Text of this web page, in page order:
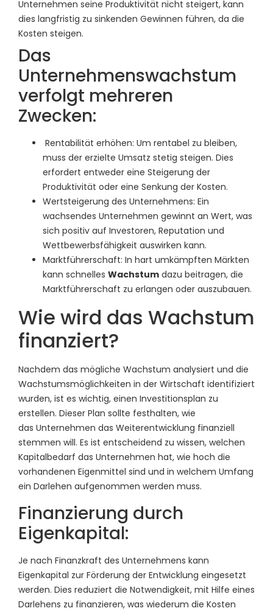
Unternehmen seine Produktivität nicht steigert, kann
dies langfristig zu sinkenden Gewinnen führen, da die
Kosten steigen.
Das
Unternehmenswachstum
verfolgt mehreren
Zwecken:
Rentabilität erhöhen: Um rentabel zu bleiben,
muss der erzielte Umsatz stetig steigen. Dies
erfordert entweder eine Steigerung der
Produktivität oder eine Senkung der Kosten.
Wertsteigerung des Unternehmens: Ein
wachsendes Unternehmen gewinnt an Wert, was
sich positiv auf Investoren, Reputation und
Wettbewerbsfähigkeit auswirken kann.
Marktführerschaft: In hart umkämpften Märkten
kann schnelles Wachstum dazu beitragen, die
Marktführerschaft zu erlangen oder auszubauen.
Wie wird das Wachstum
finanziert?
Nachdem das mögliche Wachstum analysiert und die
Wachstumsmöglichkeiten in der Wirtschaft identifiziert
wurden, ist es wichtig, einen Investitionsplan zu
erstellen. Dieser Plan sollte festhalten, wie
das Unternehmen das Weiterentwicklung finanziell
stemmen will. Es ist entscheidend zu wissen, welchen
Kapitalbedarf das Unternehmen hat, wie hoch die
vorhandenen Eigenmittel sind und in welchem Umfang
ein Darlehen aufgenommen werden muss.
Finanzierung durch
Eigenkapital:
Je nach Finanzkraft des Unternehmens kann
Eigenkapital zur Förderung der Entwicklung eingesetzt
werden. Dies reduziert die Notwendigkeit, mit Hilfe eines
Darlehens zu finanzieren, was wiederum die Kosten